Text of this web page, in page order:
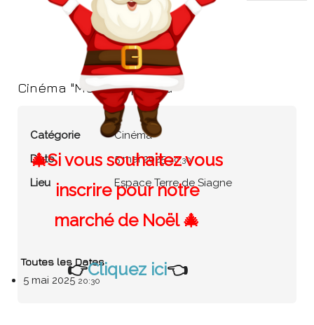
🎄Si vous souhaitez vous
inscrire pour notre
marché de Noël 🎄
👉Cliquez ici👈
Cinéma "Moon le panda"
Catégorie
Cinéma
Date
5 mai 2025 20:30
Lieu Espace Terre de Siagne
Toutes les Dates
5 mai 2025 20:30